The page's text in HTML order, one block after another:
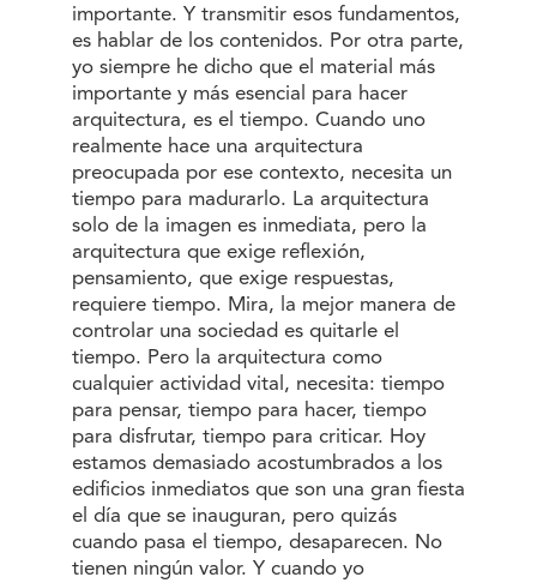
importante. Y transmitir esos fundamentos,
es hablar de los contenidos. Por otra parte,
yo siempre he dicho que el material más
importante y más esencial para hacer
arquitectura, es el tiempo. Cuando uno
realmente hace una arquitectura
preocupada por ese contexto, necesita un
tiempo para madurarlo. La arquitectura
solo de la imagen es inmediata, pero la
arquitectura que exige reflexión,
pensamiento, que exige respuestas,
requiere tiempo. Mira, la mejor manera de
controlar una sociedad es quitarle el
tiempo. Pero la arquitectura como
cualquier actividad vital, necesita: tiempo
para pensar, tiempo para hacer, tiempo
para disfrutar, tiempo para criticar. Hoy
estamos demasiado acostumbrados a los
edificios inmediatos que son una gran fiesta
el día que se inauguran, pero quizás
cuando pasa el tiempo, desaparecen. No
tienen ningún valor. Y cuando yo